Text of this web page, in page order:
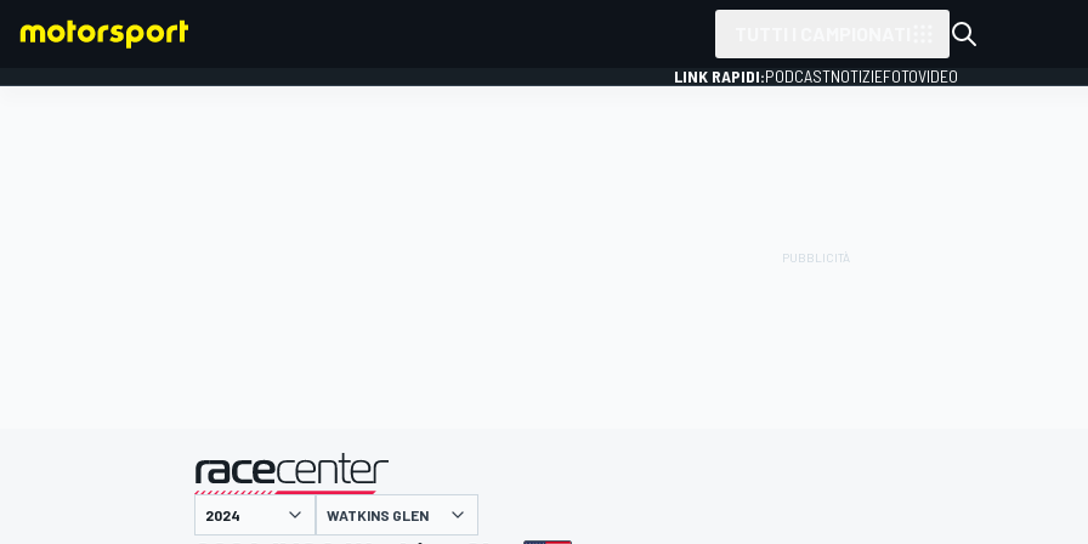
LINK RAPIDI:PODCASTNOTIZIEFOTOVIDEO
presentato da
WATKINS GLEN